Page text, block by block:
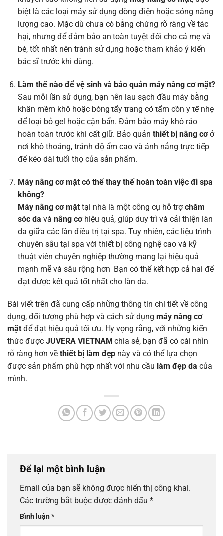
biệt là các loại máy sử dụng dòng điện hoặc sóng năng
lượng cao. Mặc dù chưa có bằng chứng rõ ràng về tác
hại, nhưng để đảm bảo an toàn tuyệt đối cho cả mẹ và
bé, tốt nhất nên tránh sử dụng hoặc tham khảo ý kiến
bác sĩ trước khi dùng.
Làm thế nào để vệ sinh và bảo quản máy nâng cơ mặt?
Sau mỗi lần sử dụng, bạn nên lau sạch đầu máy bằng
khăn mềm khô hoặc bông tẩy trang có tẩm cồn y tế nhẹ
để loại bỏ gel hoặc cặn bẩn. Đảm bảo máy khô ráo
hoàn toàn trước khi cất giữ. Bảo quản thiết bị nâng cơở
nơi khô thoáng, tránh độ ẩm cao và ánh nắng trực tiếp
để kéo dài tuổi thọ của sản phẩm.
Máy nâng cơ mặt có thể thay thế hoàn toàn việc đi spa
không?
Máy nâng cơ mặttại nhà là một công cụ hỗ trợchăm
sóc da và nâng cơhiệu quả, giúp duy trì và cải thiện làn
da giữa các lần điều trị tại spa. Tuy nhiên, các liệu trình
chuyên sâu tại spa với thiết bị công nghệ cao và kỹ
thuật viên chuyên nghiệp thường mang lại hiệu quả
mạnh mẽ và sâu rộng hơn. Bạn có thể kết hợp cả hai để
đạt được kết quả tốt nhất cho làn da.
Bài viết trên đã cung cấp những thông tin chi tiết về công
dụng, đối tượng phù hợp và cách sử dụng máy nâng cơ
mặt để đạt hiệu quả tối ưu. Hy vọng rằng, với những kiến
thức được JUVERA VIETNAM chia sẻ, bạn đã có cái nhìn
rõ ràng hơn về thiết bị làm đẹp này và có thể lựa chọn
được sản phẩm phù hợp nhất với nhu cầu làm đẹp da của
mình.
Để lại một bình luận
Email của bạn sẽ không được hiển thị công khai.
Các trường bắt buộc được đánh dấu *
Bình luận*